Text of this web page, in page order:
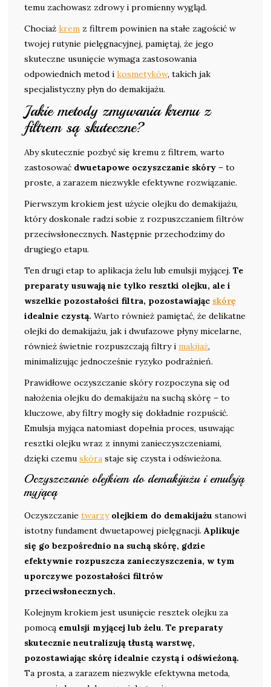
temu zachowasz zdrowy i promienny wygląd.
Chociaż krem z filtrem powinien na stałe zagościć w
twojej rutynie pielęgnacyjnej, pamiętaj, że jego
skuteczne usunięcie wymaga zastosowania
odpowiednich metod i kosmetyków, takich jak
specjalistyczny płyn do demakijażu.
Jakie metody zmywania kremu z
filtrem są skuteczne?
Aby skutecznie pozbyć się kremu z filtrem, warto
zastosować dwuetapowe oczyszczanie skóry – to
proste, a zarazem niezwykle efektywne rozwiązanie.
Pierwszym krokiem jest użycie olejku do demakijażu,
który doskonale radzi sobie z rozpuszczaniem filtrów
przeciwsłonecznych. Następnie przechodzimy do
drugiego etapu.
Ten drugi etap to aplikacja żelu lub emulsji myjącej. Te
preparaty usuwają nie tylko resztki olejku, ale i
wszelkie pozostałości filtra, pozostawiając skórę
idealnie czystą. Warto również pamiętać, że delikatne
olejki do demakijażu, jak i dwufazowe płyny micelarne,
również świetnie rozpuszczają filtry i makijaż,
minimalizując jednocześnie ryzyko podrażnień.
Prawidłowe oczyszczanie skóry rozpoczyna się od
nałożenia olejku do demakijażu na suchą skórę – to
kluczowe, aby filtry mogły się dokładnie rozpuścić.
Emulsja myjąca natomiast dopełnia proces, usuwając
resztki olejku wraz z innymi zanieczyszczeniami,
dzięki czemu skóra staje się czysta i odświeżona.
Oczyszczanie olejkiem do demakijażu i emulsją
myjącą
Oczyszczanie twarzy olejkiem do demakijażu stanowi
istotny fundament dwuetapowej pielęgnacji. Aplikuje
się go bezpośrednio na suchą skórę, gdzie
efektywnie rozpuszcza zanieczyszczenia, w tym
uporczywe pozostałości filtrów
przeciwsłonecznych.
Kolejnym krokiem jest usunięcie resztek olejku za
pomocą emulsji myjącej lub żelu. Te preparaty
skutecznie neutralizują tłustą warstwę,
pozostawiając skórę idealnie czystą i odświeżoną.
Ta prosta, a zarazem niezwykle efektywna metoda,